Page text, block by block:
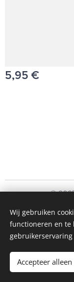
5,95 €
©
Wij gebruiken
functioneren en te
Accepteer